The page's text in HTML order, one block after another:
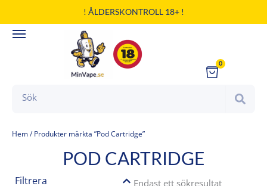
till
innehåll
! ÅLDERSKONTROLL 18+ !
0
Cart
Hem/ Produkter märkta ”Pod Cartridge”
POD CARTRIDGE
Filtrera Endast ett sökresultat